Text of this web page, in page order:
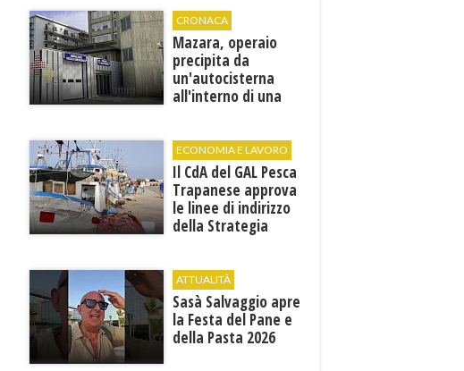
CRONACA
Mazara, operaio
precipita da
un'autocisterna
all'interno di una
Sofia"
ECONOMIA E LAVORO
Il CdA del GAL Pesca
Trapanese approva
le linee di indirizzo
della Strategia
ATTUALITÀ
Sasà Salvaggio apre
la Festa del Pane e
della Pasta 2026